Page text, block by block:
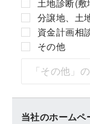
土地診断(敷
分譲地、土
資金計画相
その他
当社のホーム